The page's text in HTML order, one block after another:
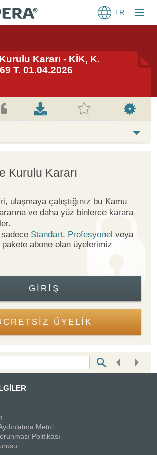
TR
Kararı - KİK, K.
T. 01.04.2026
Kurulu Kararı
ulaşmaya çalıştığınız bu Kamu
ve daha yüz binlerce karara
Standart, Profesyonel veya
pakete abone olan üyelerimiz
GIRIŞ
ÜYELİK
Metni
Politikası